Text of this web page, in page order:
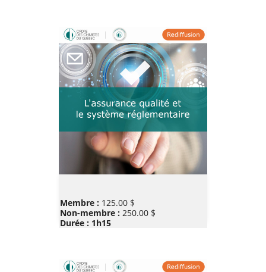
Prix
Membre : 125.00 $
Non-membre : 250.00 $
Durée : 1h15